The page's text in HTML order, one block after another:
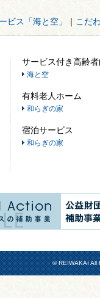
ビス「海と空」 ｜ こだ
サービス付き高齢
海と空
有料老人ホーム
和らぎの家
宿泊サービス
和らぎの家
© REIWAKAI All